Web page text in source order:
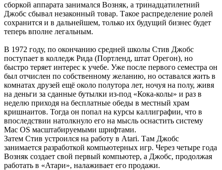
сборкой аппарата занимался Возняк, а тринадцатилетний
Джобс сбывал незаконный товар. Такое распределение ролей
сохранится и в дальнейшем, только их будущий бизнес будет
теперь вполне легальным.
В 1972 году, по окончанию средней школы Стив Джобс
поступает в колледж Рида (Портленд, штат Орегон), но
быстро теряет интерес к учебе. Уже после первого семестра он
был отчислен по собственному желанию, но оставался жить в
комнатах друзей ещё около полутора лет, ночуя на полу, живя
на деньги за сданные бутылки из-под «Кока-колы» и раз в
неделю приходя на бесплатные обеды в местный храм
кришнаитов. Тогда он попал на курсы каллиграфии, что в
впоследствии натолкнуло его на мысль оснастить систему
Mac OS масштабируемыми шрифтами.
Затем Стив устроился на работу в Atari. Там Джобс
занимается разработкой компьютерных игр. Через четыре года
Возняк создает свой первый компьютер, а Джобс, продолжая
работать в «Атари», налаживает его продажи.